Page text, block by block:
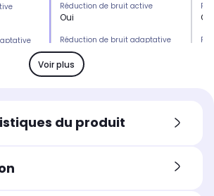
Réduction de bruit active
Oui
Réduction de bruit adaptative
par IA
Non
Type de connexion
Oui
Voir plus
du produit